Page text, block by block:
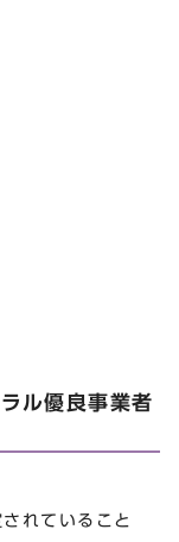
ル優良事業者
れていること